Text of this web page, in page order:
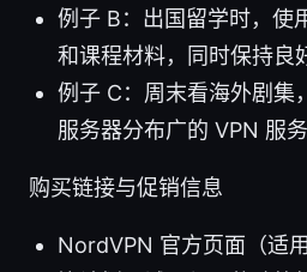
例子 B：出国留学时，使
和课程材料，同时保持良
例子 C：周末看海外剧集
服务器分布广的 VPN 服
购买链接与促销信息
NordVPN 官方页面（适